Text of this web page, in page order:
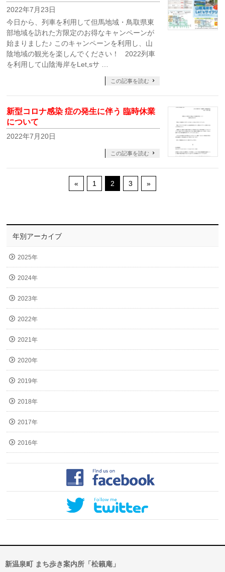
2022年7月23日
今日から、列車を利用して但馬地域・鳥取県東
部地域を訪れた方限定のお得なキャンペーンが
始まりました♪ このキャンペーンを利用し、山
陰地域の観光を楽しんでください！ 2022列車
を利用して山陰海岸をLet,sサ …
この記事を読む
新型コロナ感染 症の発生に伴う 臨時休業
について
2022年7月20日
この記事を読む
« 1 2 3 »
年別アーカイブ
2025年
2024年
2023年
2022年
2021年
2020年
2019年
2018年
2017年
2016年
新温泉町 まち歩き案内所「松籟庵」